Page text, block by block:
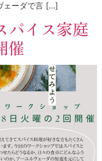
ェーダで言 […]
イス家庭
催